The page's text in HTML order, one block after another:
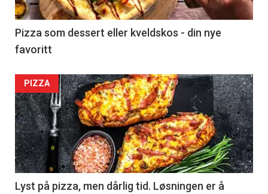
Pizza som dessert eller kveldskos - din nye
favoritt
PIZZA
Lyst på pizza, men dårlig tid. Løsningen er å